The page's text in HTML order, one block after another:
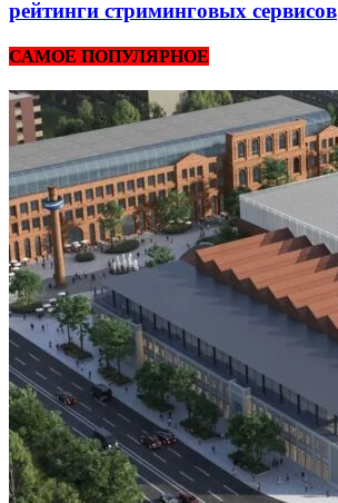
рейтинги стриминговых сервисов
САМОЕ ПОПУЛЯРНОЕ